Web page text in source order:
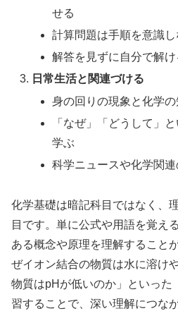
せる
計算問題は手順を意識し
解答を見ずに自分で解
日常生活と関連づける
身の回りの現象と化学
「なぜ」「どうして」
学ぶ
科学ニュースや化学関
化学基礎は暗記科目ではなく、
目です。単に公式や用語を覚え
ある概念や原理を理解すること
ぜイオン結合の物質は水に溶け
物質はpHが低いのか」といった
習することで、深い理解につな